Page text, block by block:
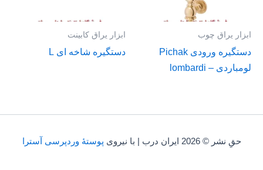
ابزار یراق چوب
دستگیره ورودی Pichak
لومباردی – lombardi
ابزار یراق کابینت
دستگیره شاخه ای L
حقِ نشر © 2026 ایران درب | با نیروی پوستهٔ وردپرسی آسترا